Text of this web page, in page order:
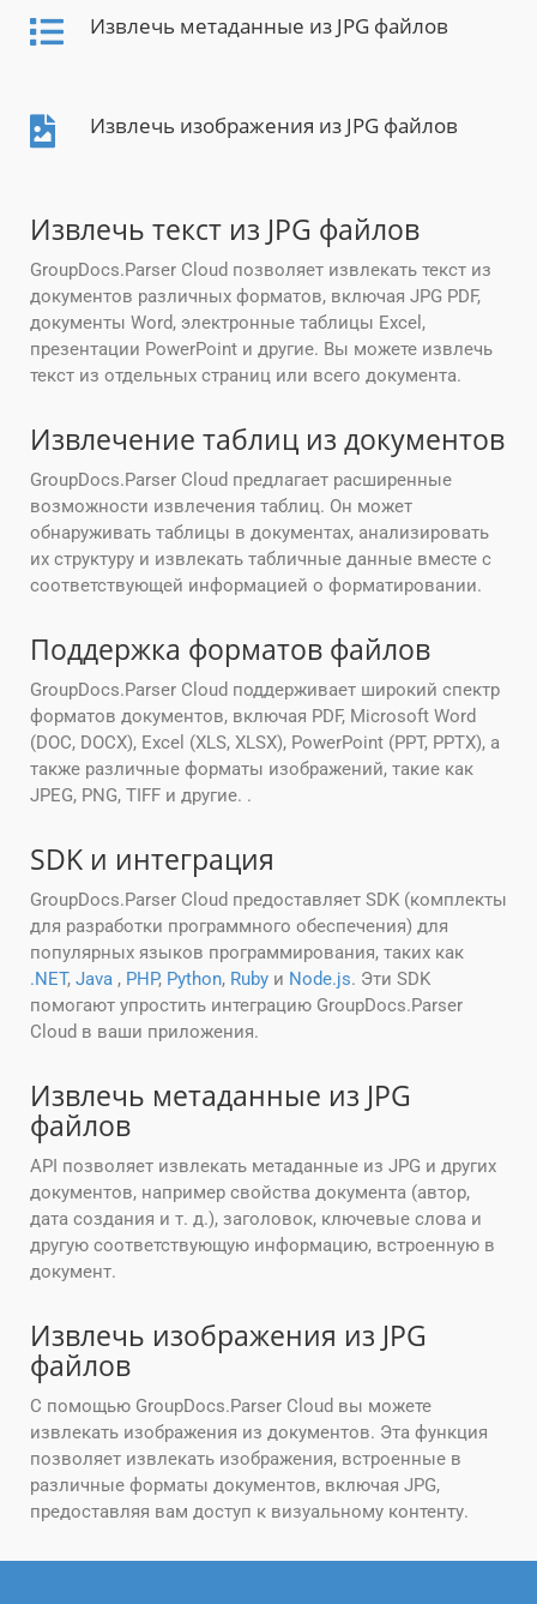
Извлечь метаданные из JPG файлов
Извлечь изображения из JPG файлов
Извлечь текст из JPG файлов
GroupDocs.Parser Cloud позволяет извлекать текст из
документов различных форматов, включая JPG PDF,
документы Word, электронные таблицы Excel,
презентации PowerPoint и другие. Вы можете извлечь
текст из отдельных страниц или всего документа.
Извлечение таблиц из документов
GroupDocs.Parser Cloud предлагает расширенные
возможности извлечения таблиц. Он может
обнаруживать таблицы в документах, анализировать
их структуру и извлекать табличные данные вместе с
соответствующей информацией о форматировании.
Поддержка форматов файлов
GroupDocs.Parser Cloud поддерживает широкий спектр
форматов документов, включая PDF, Microsoft Word
(DOC, DOCX), Excel (XLS, XLSX), PowerPoint (PPT, PPTX), а
также различные форматы изображений, такие как
JPEG, PNG, TIFF и другие. .
SDK и интеграция
GroupDocs.Parser Cloud предоставляет SDK (комплекты
для разработки программного обеспечения) для
популярных языков программирования, таких как
.NET, Java , PHP, Python, Ruby и Node.js. Эти SDK
помогают упростить интеграцию GroupDocs.Parser
Cloud в ваши приложения.
Извлечь метаданные из JPG
файлов
API позволяет извлекать метаданные из JPG и других
документов, например свойства документа (автор,
дата создания и т. д.), заголовок, ключевые слова и
другую соответствующую информацию, встроенную в
документ.
Извлечь изображения из JPG
файлов
С помощью GroupDocs.Parser Cloud вы можете
извлекать изображения из документов. Эта функция
позволяет извлекать изображения, встроенные в
различные форматы документов, включая JPG,
предоставляя вам доступ к визуальному контенту.